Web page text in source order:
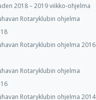
2018 – 2019 viikko-ohjelma
Rotaryklubin ohjelma
Rotaryklubin ohjelma 2016
Rotaryklubin ohjelma
Rotaryklubin ohjelma 2014